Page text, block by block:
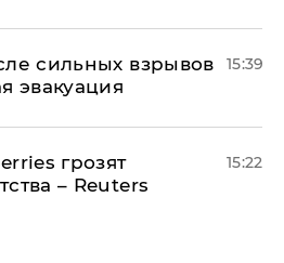
сильных взрывов
эвакуация
15:39
грозят
– Reuters
15:22